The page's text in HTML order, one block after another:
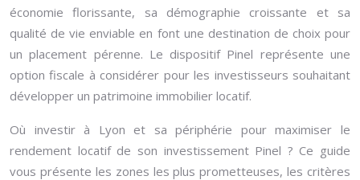
économie florissante, sa démographie croissante et sa
qualité de vie enviable en font une destination de choix pour
un placement pérenne. Le dispositif Pinel représente une
option fiscale à considérer pour les investisseurs souhaitant
développer un patrimoine immobilier locatif.
Où investir à Lyon et sa périphérie pour maximiser le
rendement locatif de son investissement Pinel ? Ce guide
vous présente les zones les plus prometteuses, les critères